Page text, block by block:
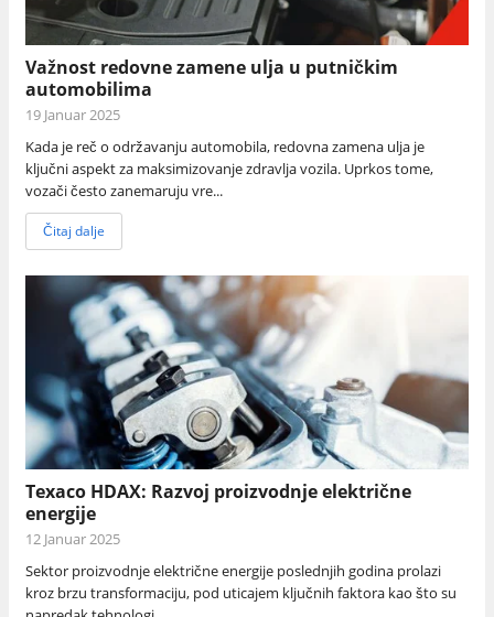
Važnost redovne zamene ulja u putničkim
automobilima
19 Januar 2025
Kada je reč o održavanju automobila, redovna zamena ulja je
ključni aspekt za maksimizovanje zdravlja vozila. Uprkos tome,
vozači često zanemaruju vre...
Čitaj dalje
Texaco HDAX: Razvoj proizvodnje električne
energije
12 Januar 2025
Sektor proizvodnje električne energije poslednjih godina prolazi
kroz brzu transformaciju, pod uticajem ključnih faktora kao što su